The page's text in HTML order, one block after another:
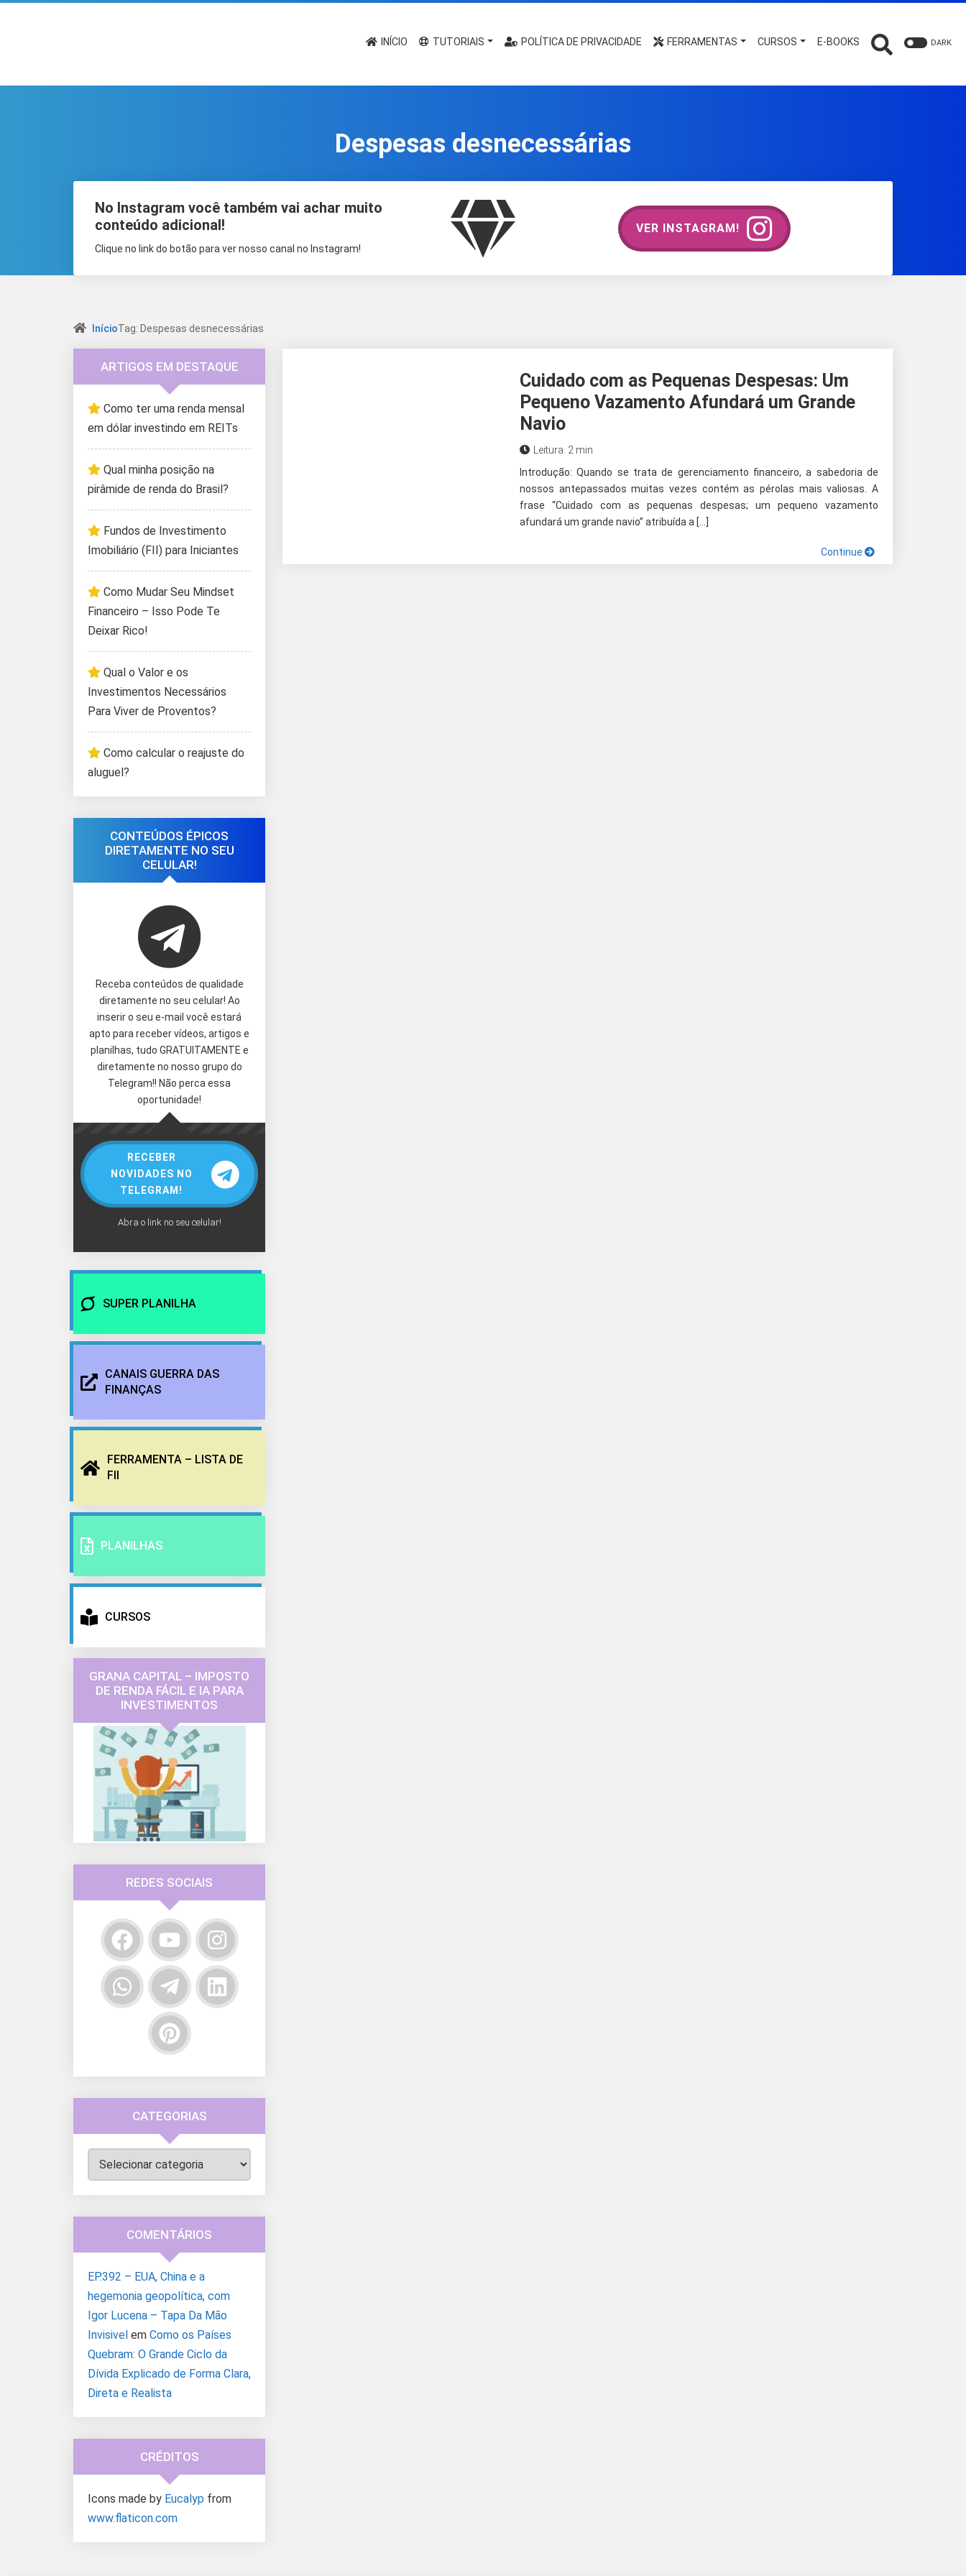
INÍCIO TUTORIAIS POLÍTICA DE PRIVACIDADE FERRAMENTAS CURSOS E-BOOKS DARK
Despesas desnecessárias
No Instagram você também vai achar muito
conteúdo adicional!
Clique no link do botão para ver nosso canal no Instagram!
VER INSTAGRAM!
InícioTag: Despesas desnecessárias
Cuidado com as Pequenas Despesas: Um
Pequeno Vazamento Afundará um Grande
Navio
Leitura: 2 min
Introdução: Quando se trata de gerenciamento financeiro, a sabedoria de
nossos antepassados muitas vezes contém as pérolas mais valiosas. A
frase “Cuidado com as pequenas despesas; um pequeno vazamento
afundará um grande navio” atribuída a […]
Continue
ARTIGOS EM DESTAQUE
Como ter uma renda mensal
em dólar investindo em REITs
Qual minha posição na
pirâmide de renda do Brasil?
Fundos de Investimento
Imobiliário (FII) para Iniciantes
Como Mudar Seu Mindset
Financeiro – Isso Pode Te
Deixar Rico!
Qual o Valor e os
Investimentos Necessários
Para Viver de Proventos?
Como calcular o reajuste do
aluguel?
CONTEÚDOS ÉPICOS
DIRETAMENTE NO SEU
CELULAR!
Receba conteúdos de qualidade
diretamente no seu celular! Ao
inserir o seu e-mail você estará
apto para receber vídeos, artigos e
planilhas, tudo GRATUITAMENTE e
diretamente no nosso grupo do
Telegram!! Não perca essa
oportunidade!
RECEBER
NOVIDADES NO
TELEGRAM!
Abra o link no seu celular!
SUPER PLANILHA
CANAIS GUERRA DAS
FINANÇAS
FERRAMENTA – LISTA DE
FII
PLANILHAS
CURSOS
GRANA CAPITAL – IMPOSTO
DE RENDA FÁCIL E IA PARA
INVESTIMENTOS
REDES SOCIAIS
CATEGORIAS
Categorias
COMENTÁRIOS
EP.392 – EUA, China e a
hegemonia geopolítica, com
Igor Lucena – Tapa Da Mão
Invisivel em Como os Países
Quebram: O Grande Ciclo da
Dívida Explicado de Forma Clara,
Direta e Realista
CRÉDITOS
Icons made by Eucalyp from
www.flaticon.com